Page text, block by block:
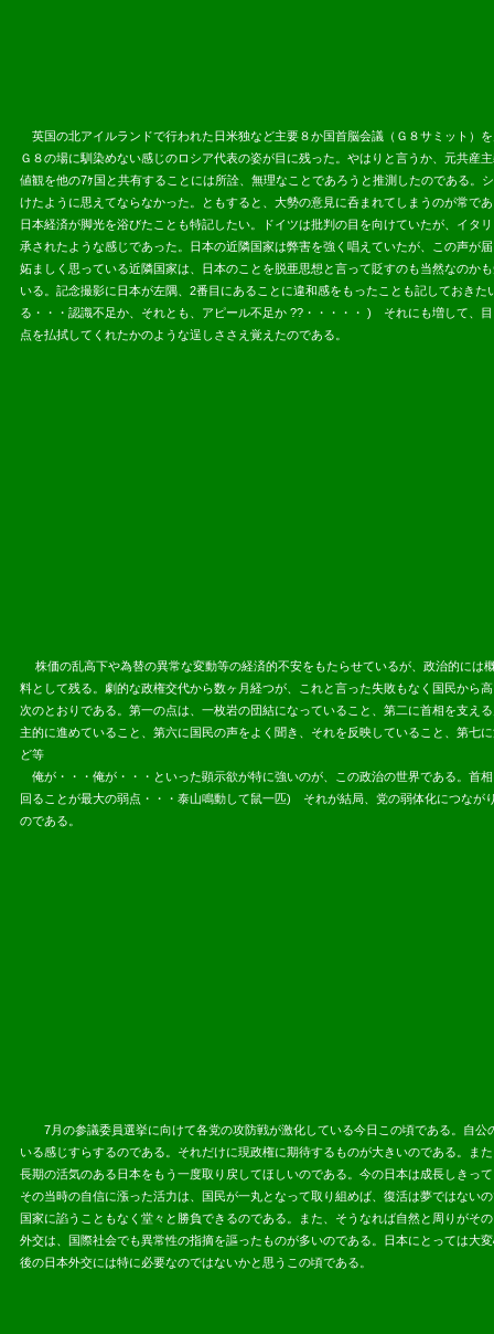
英国の北アイルランドで行われた日米独など主要８か国首脳会議（Ｇ８サミット）
Ｇ８の場に馴染めない感じのロシア代表の姿が目に残った。やはりと言うか、元共
値観を他の7ｹ国と共有することには所詮、無理なことであろうと推測したのである
けたように思えてならなかった。ともすると、大勢の意見に呑まれてしまうのが常で
日本経済が脚光を浴びたことも特記したい。ドイツは批判の目を向けていたが、イ
承されたような感じであった。日本の近隣国家は弊害を強く唱えていたが、この声が
妬ましく思っている近隣国家は、日本のことを脱亜思想と言って貶すのも当然なのか
いる。記念撮影に日本が左隅、2番目にあることに違和感をもったことも記しておき
る・・・認識不足か、それとも、アピール不足か ??・・・・・ ) それにも増して、
点を払拭してくれたかのような逞しささえ覚えたのである。
株価の乱高下や為替の異常な変動等の経済的不安をもたらせているが、政治的には
料として残る。劇的な政権交代から数ヶ月経つが、これと言った失敗もなく国民から
次のとおりである。第一の点は、一枚岩の団結になっていること、第二に首相を支え
主的に進めていること、第六に国民の声をよく聞き、それを反映していること、第七
ど等
俺が・・・俺が・・・といった顕示欲が特に強いのが、この政治の世界である。首
回ることが最大の弱点・・・泰山鳴動して鼠一匹) それが結局、党の弱体化につなが
のである。
7月の参議委員選挙に向けて各党の攻防戦が激化している今日この頃である。自公
いる感じすらするのである。それだけに現政権に期待するものが大きいのである。
長期の活気のある日本をもう一度取り戻してほしいのである。今の日本は成長しきっ
その当時の自信に漲った活力は、国民が一丸となって取り組めば、復活は夢ではな
国家に諂うこともなく堂々と勝負できるのである。また、そうなれば自然と周りが
外交は、国際社会でも異常性の指摘を謳ったものが多いのである。日本にとっては大
後の日本外交には特に必要なのではないかと思うこの頃である。